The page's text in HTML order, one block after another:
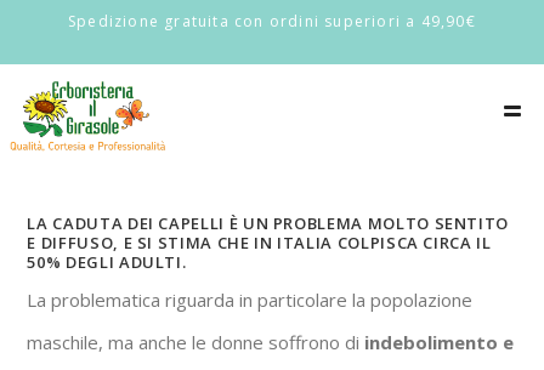
Spedizione gratuita con ordini superiori a 49,90€
LA CADUTA DEI CAPELLI È UN PROBLEMA MOLTO SENTITO
E DIFFUSO, E SI STIMA CHE IN ITALIA COLPISCA CIRCA IL
50% DEGLI ADULTI.
La problematica riguarda in particolare la popolazione
maschile, ma anche le donne soffrono di indebolimento e